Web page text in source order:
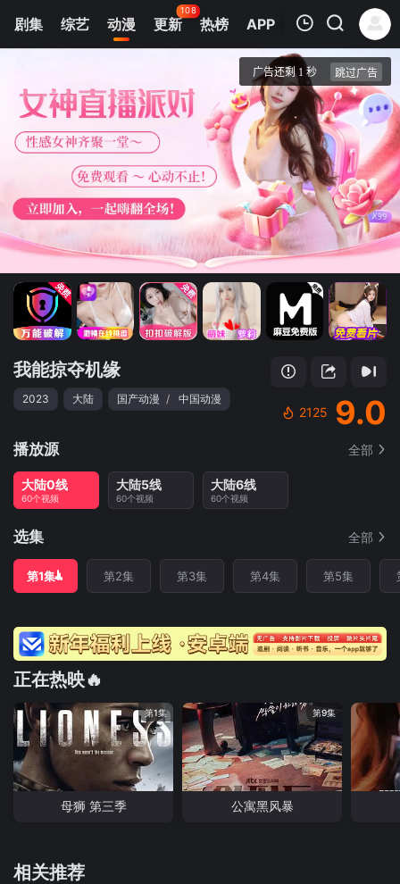
剧集 综艺 动漫 更新
108
热榜 APP
第1集
我能掠夺机缘
我能掠夺机缘
2023 大陆 国产动漫 / 中国动漫
2125 9.0
播放源 全部
大陆0线
60个视频
大陆5线
60个视频
大陆6线
60个视频
选集 全部
第1集 第2集 第3集 第4集 第5集
正在热映🔥
第1集
母狮 第三季
第9集
公寓黑风暴
相关推荐